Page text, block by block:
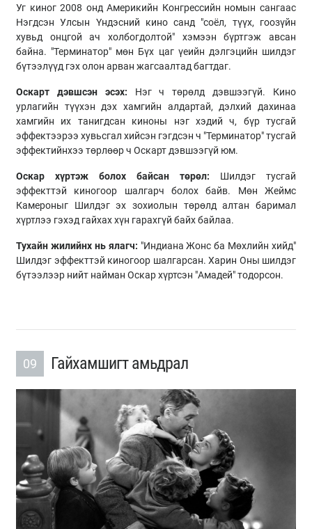
Уг киног 2008 онд Америкийн Конгрессийн номын сангаас
Нэгдсэн Улсын Үндэсний кино санд "соёл, түүх, гоозүйн
хувьд онцгой ач холбогдолтой" хэмээн бүртгэж авсан
байна. "Терминатор" мөн Бүх цаг үеийн дэлгэцийн шилдэг
бүтээлүүд гэх олон арван жагсаалтад багтдаг.
Оскарт дэвшсэн эсэх: Нэг ч төрөлд дэвшээгүй. Кино
урлагийн түүхэн дэх хамгийн алдартай, дэлхий дахинаа
хамгийн их танигдсан киноны нэг хэдий ч, бүр тусгай
эффектээрээ хувьсгал хийсэн гэгдсэн ч "Терминатор" тусгай
эффектийнхээ төрлөөр ч Оскарт дэвшээгүй юм.
Оскар хүртэж болох байсан төрөл: Шилдэг тусгай
эффекттэй киногоор шалгарч болох байв. Мөн Жеймс
Камероныг Шилдэг эх зохиолын төрөлд алтан баримал
хүртлээ гэхэд гайхах хүн гарахгүй байх байлаа.
Тухайн жилийнх нь ялагч: "Индиана Жонс ба Мөхлийн хийд"
Шилдэг эффекттэй киногоор шалгарсан. Харин Оны шилдэг
бүтээлээр нийт найман Оскар хүртсэн "Амадей" тодорсон.
09 Гайхамшигт амьдрал